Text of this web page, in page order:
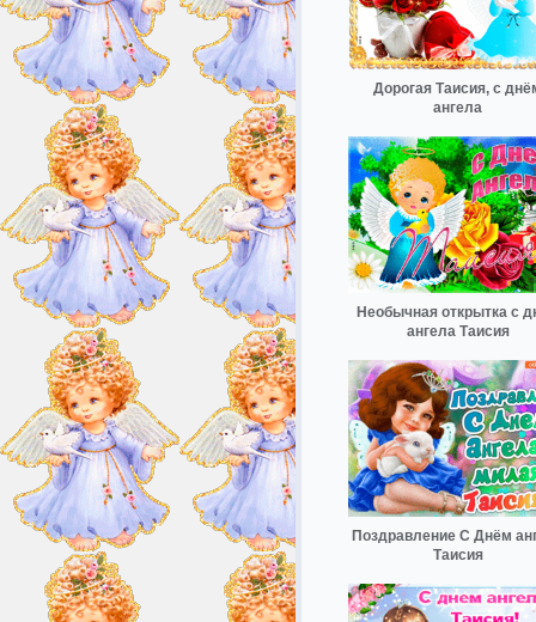
Дорогая Таисия, с
ангела
Необычная открытка с
ангела Таисия
Поздравление С Днём
Таисия